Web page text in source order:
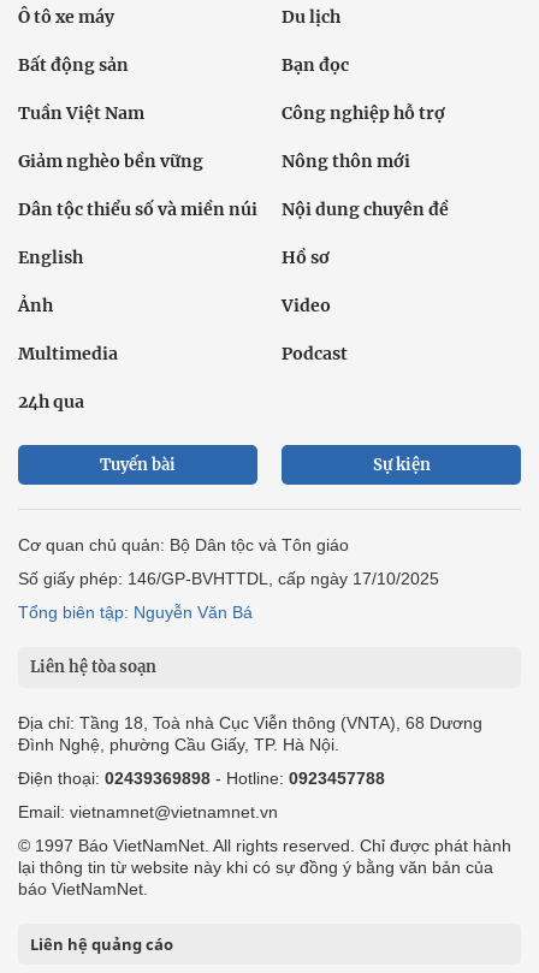
Ô tô xe máy Du lịch
Bất động sản Bạn đọc
Tuần Việt Nam Công nghiệp hỗ trợ
Giảm nghèo bền vững Nông thôn mới
Dân tộc thiểu số và miền núi Nội dung chuyên đề
English Hồ sơ
Ảnh Video
Multimedia Podcast
24h qua
Tuyến bài Sự kiện
Cơ quan chủ quản: Bộ Dân tộc và Tôn giáo
Số giấy phép: 146/GP-BVHTTDL, cấp ngày 17/10/2025
Tổng biên tập: Nguyễn Văn Bá
Liên hệ tòa soạn
Địa chỉ: Tầng 18, Toà nhà Cục Viễn thông (VNTA), 68 Dương
Đình Nghệ, phường Cầu Giấy, TP. Hà Nội.
Điện thoại: 02439369898 - Hotline: 0923457788
Email: vietnamnet@vietnamnet.vn
© 1997 Báo VietNamNet. All rights reserved. Chỉ được phát hành
lại thông tin từ website này khi có sự đồng ý bằng văn bản của
báo VietNamNet.
Liên hệ quảng cáo